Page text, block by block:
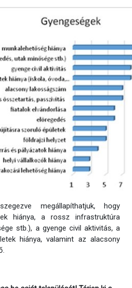
megállapíthatjuk, hogy
hiánya, a rossz infrastruktúra
stb.), a gyenge civil aktivitás, a
hiánya, valamint az alacsony